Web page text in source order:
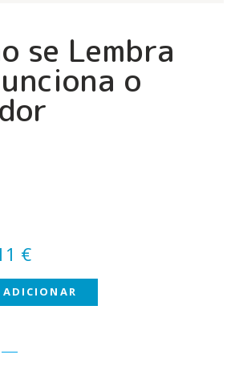
se Lembra
o
€.
€O
preço
atual
ADICIONAR